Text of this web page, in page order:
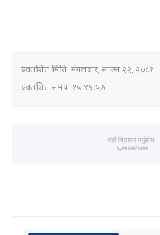
प्रकाशित मिति:मंगलबार, साउन २२, २०८१
प्रकाशित समय: १५:४९:५७